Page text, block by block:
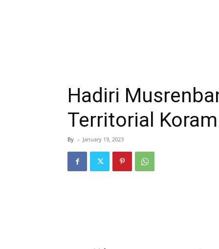
Hadiri
Territorial
By - January 19, 2023